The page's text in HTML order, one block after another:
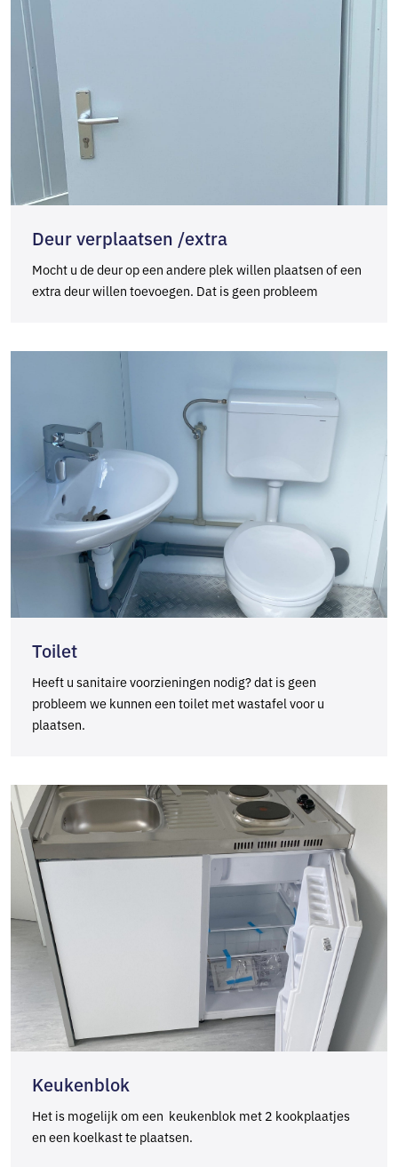
Deur verplaatsen /extra
Mocht u de deur op een andere plek willen plaatsen of een
extra deur willen toevoegen. Dat is geen probleem
Toilet
Heeft u sanitaire voorzieningen nodig? dat is geen
probleem we kunnen een toilet met wastafel voor u
plaatsen.
Keukenblok
Het is mogelijk om een keukenblok met 2 kookplaatjes
en een koelkast te plaatsen.